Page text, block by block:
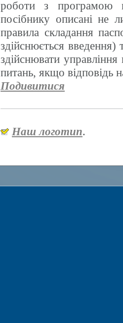
роботи з програмою
посібнику описані не
правила складання
здійснюється
здійснювати
питань, якщо відповідь
Подивитися
Наш логотип.